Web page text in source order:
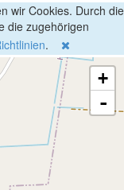
wir Cookies. Durch die
die zugehörigen
.
+
-